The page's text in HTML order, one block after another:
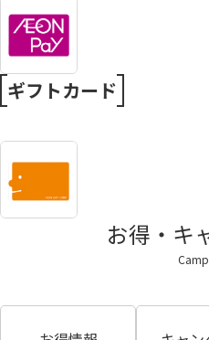
ギフトカード
お得・キ